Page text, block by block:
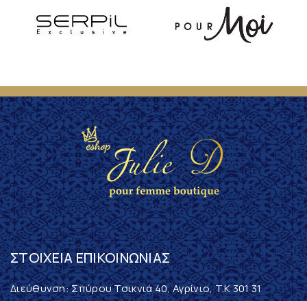
ΣΤΟΙΧΕΊΑ ΕΠΙΚΟΙΝΩΝΊΑΣ
Διεύθυνση: Σπύρου Τσικνιά 40, Αγρίνιο, T.K 301 31